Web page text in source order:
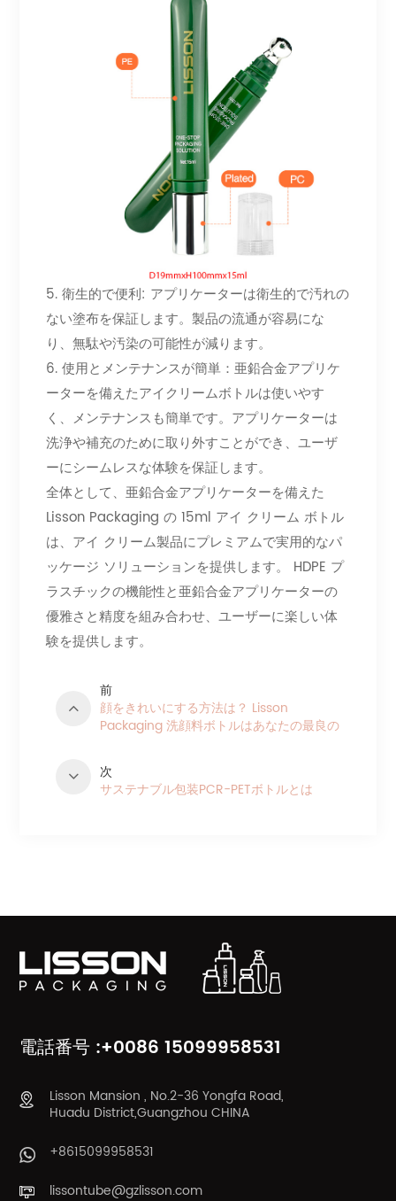
5. 衛生的で便利: アプリケーターは衛生的で汚れの
ない塗布を保証します。製品の流通が容易にな
り、無駄や汚染の可能性が減ります。
6. 使用とメンテナンスが簡単：亜鉛合金アプリケ
ーターを備えたアイクリームボトルは使いやす
く、メンテナンスも簡単です。アプリケーターは
洗浄や補充のために取り外すことができ、ユーザ
ーにシームレスな体験を保証します。
全体として、亜鉛合金アプリケーターを備えた
Lisson Packaging の 15ml アイ クリーム ボトル
は、アイ クリーム製品にプレミアムで実用的なパ
ッケージ ソリューションを提供します。 HDPE プ
ラスチックの機能性と亜鉛合金アプリケーターの
優雅さと精度を組み合わせ、ユーザーに楽しい体
験を提供します。
前
顔をきれいにする方法は？ Lisson
Packaging 洗顔料ボトルはあなたの最良の
次
サステナブル包装PCR-PETボトルとは
電話番号 :+0086 15099958531
Lisson Mansion , No.2-36 Yongfa Road,
Huadu District,Guangzhou CHINA
+8615099958531
lissontube@gzlisson.com